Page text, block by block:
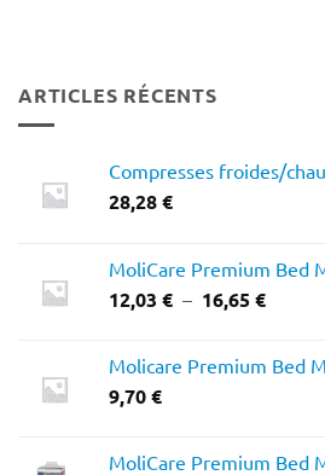
ARTICLES RÉCENTS
Compresses froides/
28,28€
MoliCare Premium Bed
12,03 € – 16,65€Plage
12,03
Molicare Premium Bed
9,70€
MoliCare Premium Bed